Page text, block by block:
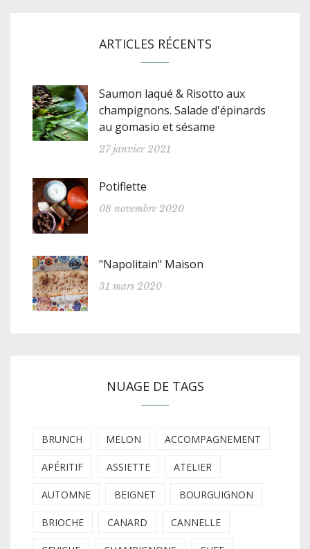
ARTICLES RÉCENTS
Saumon laqué & Risotto aux
champignons. Salade d'épinards
au gomasio et sésame
27 janvier 2021
Potiflette
08 novembre 2020
"Napolitain" Maison
31 mars 2020
NUAGE DE TAGS
BRUNCH MELON ACCOMPAGNEMENT
APÉRITIF ASSIETTE ATELIER
AUTOMNE BEIGNET BOURGUIGNON
BRIOCHE CANARD CANNELLE